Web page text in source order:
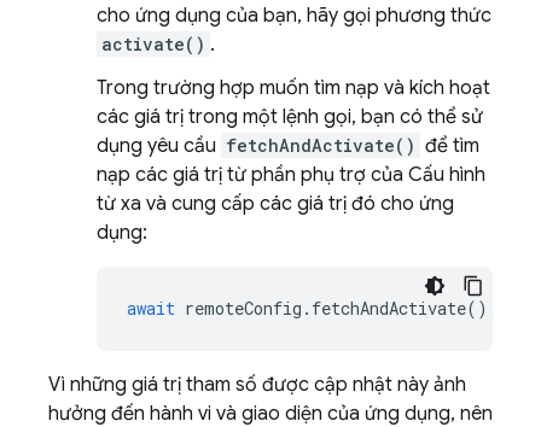
cho ứng dụng của bạn, hãy gọi phương thức
activate() .
Trong trường hợp muốn tìm nạp và kích hoạt
các giá trị trong một lệnh gọi, bạn có thể sử
dụng yêu cầu fetchAndActivate() để tìm
nạp các giá trị từ phần phụ trợ của Cấu hình
từ xa và cung cấp các giá trị đó cho ứng
dụng:
await remoteConfig . fetchAndActivate();
Vì những giá trị tham số được cập nhật này ảnh
hưởng đến hành vi và giao diện của ứng dụng, nên